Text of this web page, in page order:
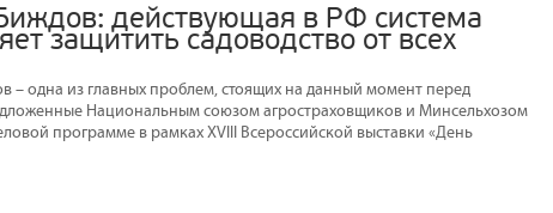
действующая в РФ система
защитить садоводство от всех
– одна из главных проблем, стоящих на данный момент перед
Национальным союзом агростраховщиков и Минсельхозом
программе в рамках XVIII Всероссийской выставки «День